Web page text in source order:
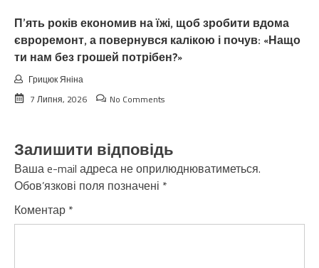
П’ять років економив на їжі, щоб зробити вдома
євроремонт, а повернувся калiкою і почув: «Нащо
ти нам без грошей потрібен?»
Грицюк Яніна
7 Липня, 2026
No Comments
Залишити відповідь
Ваша e-mail адреса не оприлюднюватиметься.
Обов’язкові поля позначені *
Коментар *